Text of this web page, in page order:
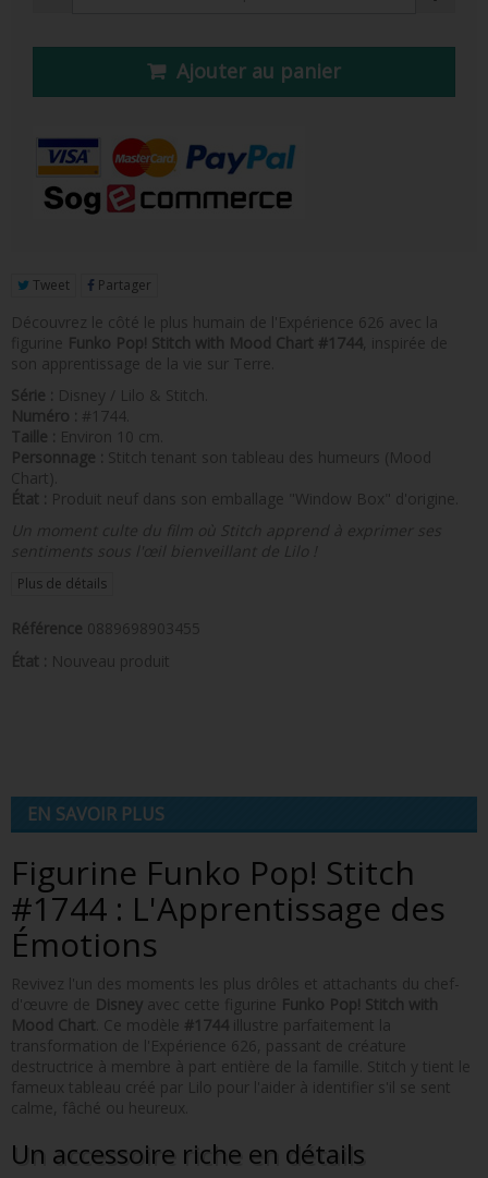
FIGURINE POP ROYALS FAMILY
FIGURINES POP AUTRES COMICS
POP PROTECTION
FUNKO VINYL SODA
FUNKO POP PIN
PELUCHE
LOUNGEFLY
Ajouter au panier
Tweet Partager
Découvrez le côté le plus humain de l'Expérience 626 avec la
figurine Funko Pop! Stitch with Mood Chart #1744 , inspirée de
son apprentissage de la vie sur Terre.
Série : Disney / Lilo & Stitch.
Numéro : #1744.
Taille : Environ 10 cm.
Personnage : Stitch tenant son tableau des humeurs (Mood
Chart).
État : Produit neuf dans son emballage "Window Box" d'origine.
Un moment culte du film où Stitch apprend à exprimer ses
sentiments sous l'œil bienveillant de Lilo !
Plus de détails
Référence 0889698903455
État : Nouveau produit
EN SAVOIR PLUS
Figurine Funko Pop! Stitch
#1744 : L'Apprentissage des
Émotions
Revivez l'un des moments les plus drôles et attachants du chef-
d'œuvre de Disney avec cette figurine Funko Pop! Stitch with
Mood Chart . Ce modèle #1744 illustre parfaitement la
transformation de l'Expérience 626, passant de créature
destructrice à membre à part entière de la famille. Stitch y tient le
fameux tableau créé par Lilo pour l'aider à identifier s'il se sent
calme, fâché ou heureux.
Un accessoire riche en détails